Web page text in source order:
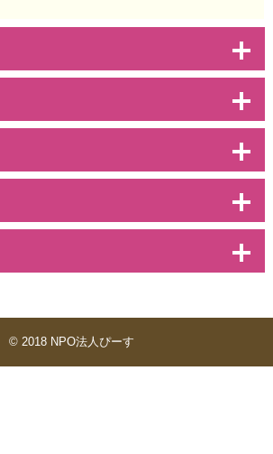
© 2018 NPO法人ぴーす